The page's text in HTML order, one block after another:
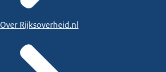
Over Rijksoverheid.nl